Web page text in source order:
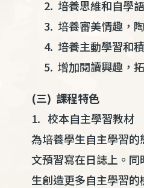
培養思維和自學
培養審美情趣，
培養主動學習和
增加閱讀興趣，
(三) 課程特色
1. 校本自主學習教材
為培養學生自主學習
文預習寫在日誌上。
生創造更多自主學習的